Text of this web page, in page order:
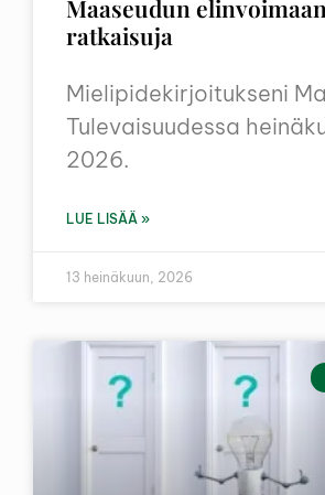
Maaseudun
ratkaisuja
Mielipidekirjoitukseni
Tulevaisuudessa
2026.
LUE LISÄÄ »
13 heinäkuun, 2026